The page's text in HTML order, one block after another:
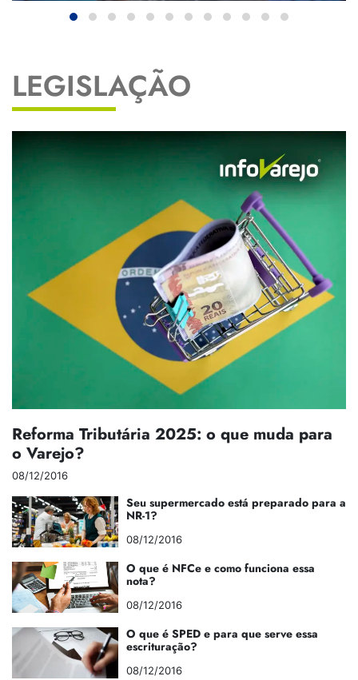
LEGISLAÇÃO
Reforma Tributária 2025: o que muda para
o Varejo?
08/12/2016
Seu supermercado está preparado para a
NR-1?
08/12/2016
O que é NFCe e como funciona essa
nota?
08/12/2016
O que é SPED e para que serve essa
escrituração?
08/12/2016